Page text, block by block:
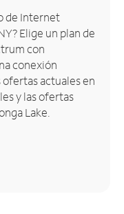
de Internet
Elige un plan de
con
conexión
actuales en
y las ofertas
Lake.